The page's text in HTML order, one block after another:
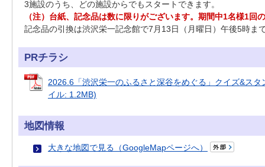
3施設のうち、どの施設からでもスタートできます。
（注）台紙、記念品は数に限りがございます。期間中1名様1回
記念品の引換は渋沢栄一記念館で7月13日（月曜日）午後5時ま
PRチラシ
2026.6「渋沢栄一のふるさと深谷をめぐる」クイズ&ス
イル: 1.2MB)
地図情報
大きな地図で見る（GoogleMapページへ）